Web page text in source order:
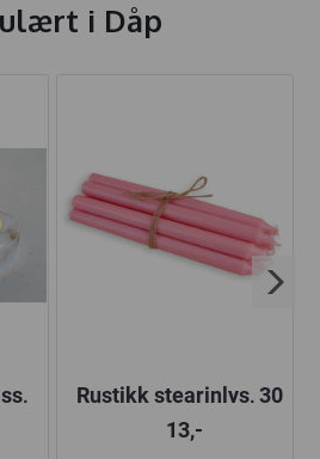
i Dåp
Rustikk stearinlys, 30
cm, Gammel rosa
13,-